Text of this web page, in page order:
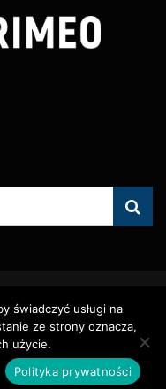
Zezwolenia
świadczyć usługi na
ze strony oznacza,
użycie.
Polityka prywatności